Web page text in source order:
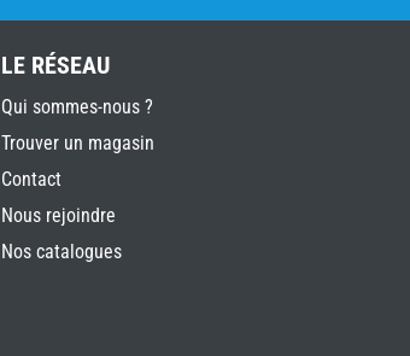
LE RÉSEAU
Qui sommes-nous ?
Trouver un magasin
Contact
Nous rejoindre
Nos catalogues